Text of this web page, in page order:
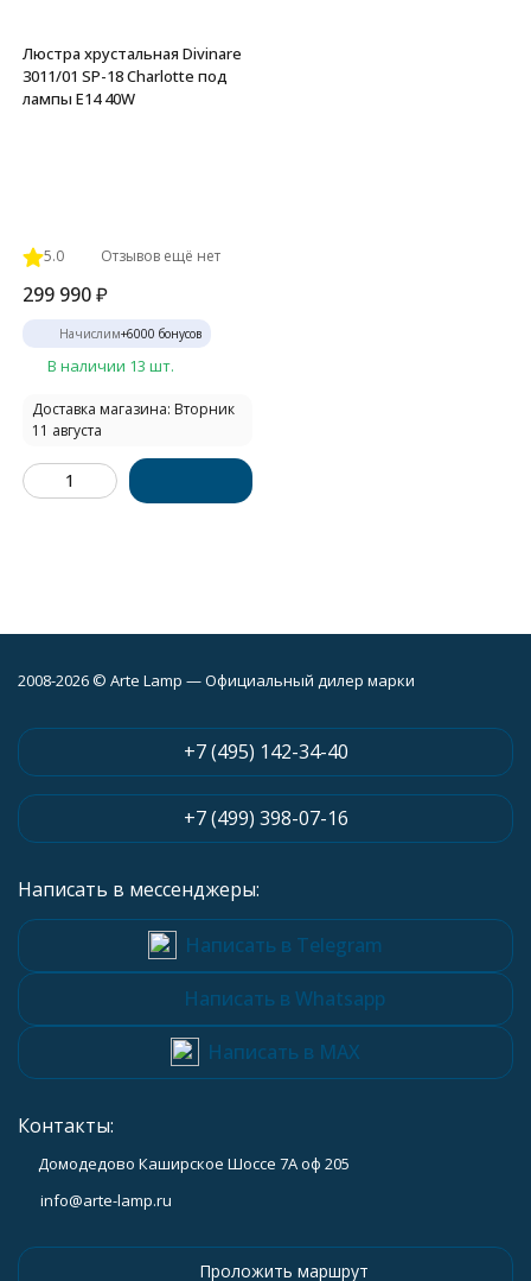
Люстра хрустальная Divinare
3011/01 SP-18 Charlotte под
лампы E14 40W
5.0 Отзывов ещё нет
299 990₽
Начислим+6000 бонусов
В наличии 13 шт.
Доставка магазина: Вторник
11 августа
2008-2026 © Arte Lamp — Официальный дилер марки
+7 (495) 142-34-40
+7 (499) 398-07-16
Написать в мессенджеры:
Написать в Telegram
Написать в Whatsapp
Написать в MAX
Контакты:
Домодедово Каширское Шоссе 7А оф 205
info@arte-lamp.ru
Проложить маршрут